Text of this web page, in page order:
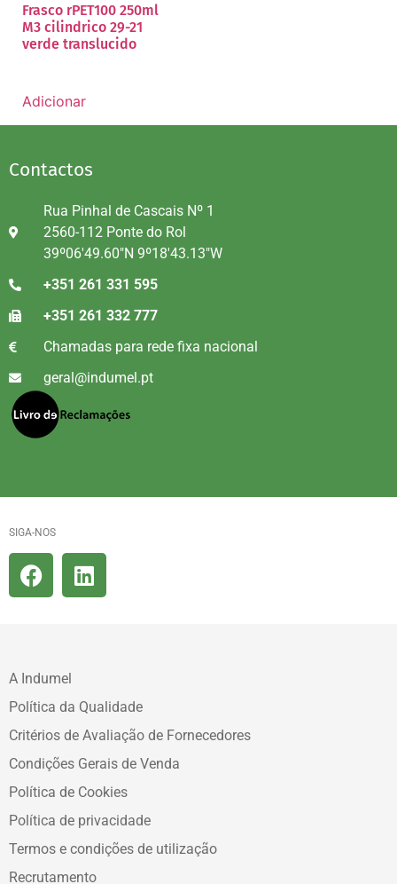
Frasco rPET100 250ml
M3 cilindrico 29-21
verde translucido
Adicionar
Contactos
Rua Pinhal de Cascais Nº 1
2560-112 Ponte do Rol
39º06'49.60"N 9º18'43.13"W
+351 261 331 595
+351 261 332 777
Chamadas para rede fixa nacional
geral@indumel.pt
SIGA-NOS
A Indumel
Política da Qualidade
Critérios de Avaliação de Fornecedores
Condições Gerais de Venda
Política de Cookies
Política de privacidade
Termos e condições de utilização
Recrutamento